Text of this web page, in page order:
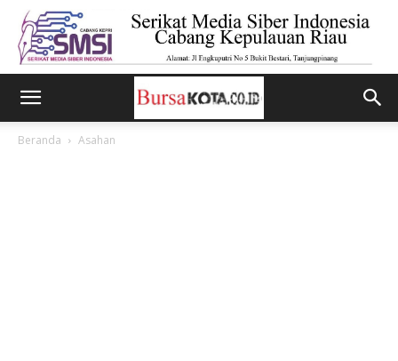
Beranda Asahan